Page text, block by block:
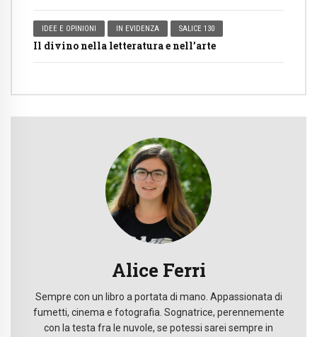
IDEE E OPINIONI IN EVIDENZA SALICE 130
Il divino nella letteratura e nell’arte
Alice Ferri
Sempre con un libro a portata di mano. Appassionata di
fumetti, cinema e fotografia. Sognatrice, perennemente
con la testa fra le nuvole, se potessi sarei sempre in